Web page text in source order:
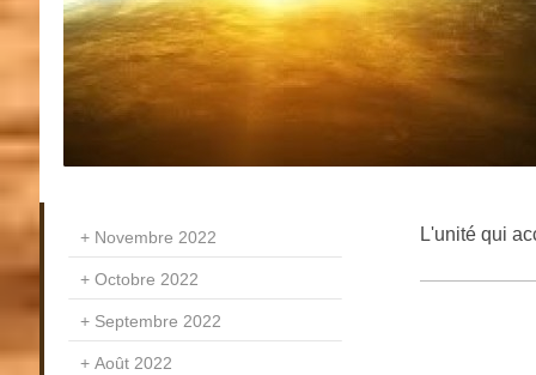
L'unité qui
Novembre 2022
Octobre 2022
Septembre 2022
Août 2022